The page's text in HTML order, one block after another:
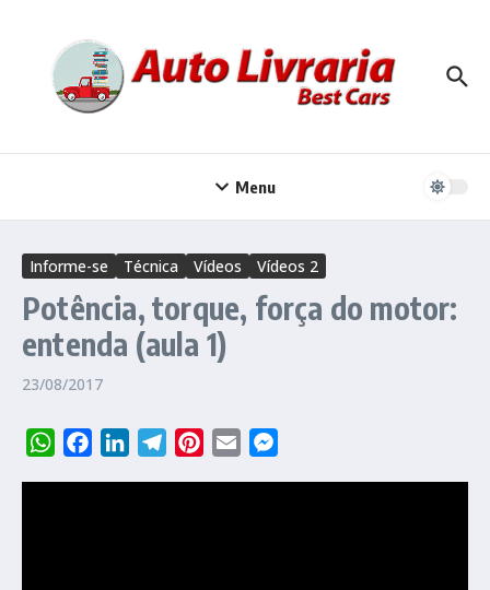
Menu
Informe-se Técnica Vídeos Vídeos 2
Potência, torque, força do motor:
entenda (aula 1)
23/08/2017
WhatsAppFacebookLinkedInTelegramPinterest
Email